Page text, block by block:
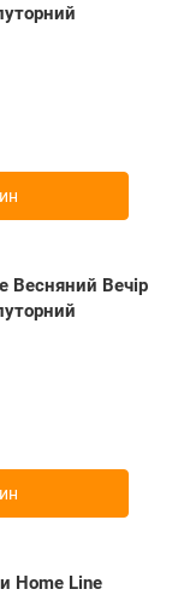
Весняний Вечір
Home Line